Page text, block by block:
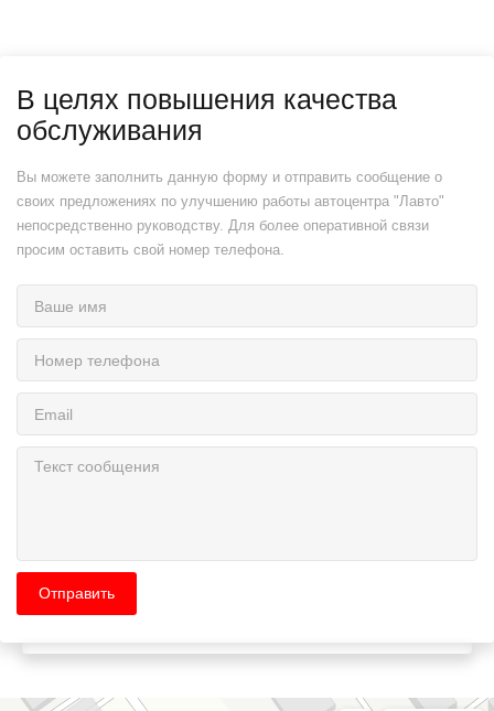
В целях повышения качества
обслуживания
Вы можете заполнить данную форму и отправить сообщение о
своих предложениях по улучшению работы автоцентра "Лавто"
непосредственно руководству. Для более оперативной связи
просим оставить свой номер телефона.